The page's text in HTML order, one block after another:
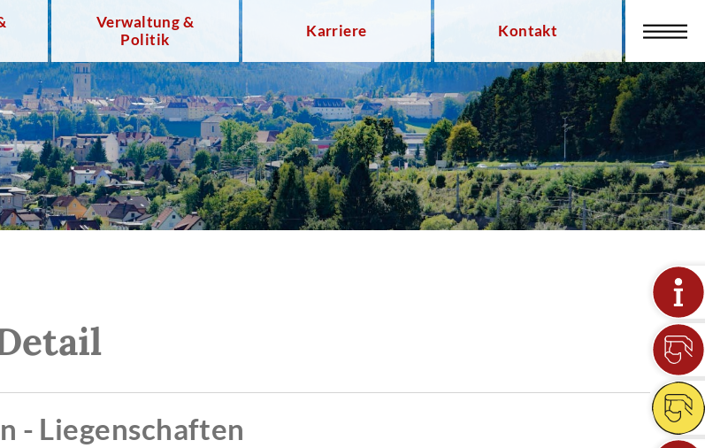
Verwaltung &
Politik
Karriere Kontakt
- Liegenschaften